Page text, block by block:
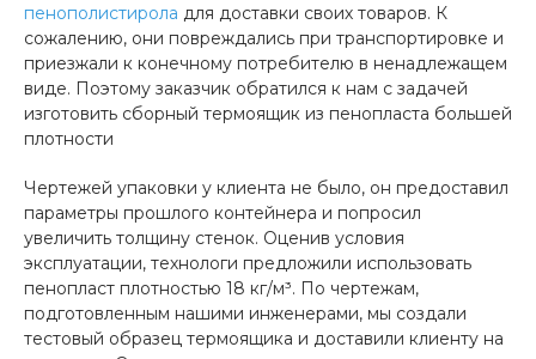
пенополистирола для доставки своих товаров. К
сожалению, они повреждались при транспортировке и
приезжали к конечному потребителю в ненадлежащем
виде. Поэтому заказчик обратился к нам с задачей
изготовить сборный термоящик из пенопласта большей
плотности
Чертежей упаковки у клиента не было, он предоставил
параметры прошлого контейнера и попросил
увеличить толщину стенок. Оценив условия
эксплуатации, технологи предложили использовать
пенопласт плотностью 18 кг/м³. По чертежам,
подготовленным нашими инженерами, мы создали
тестовый образец термоящика и доставили клиенту на